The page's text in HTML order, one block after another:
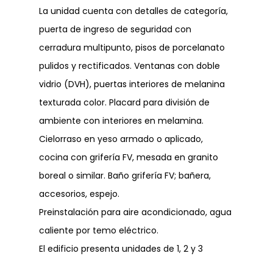
La unidad cuenta con detalles de categoría,
puerta de ingreso de seguridad con
cerradura multipunto, pisos de porcelanato
pulidos y rectificados. Ventanas con doble
vidrio (DVH), puertas interiores de melanina
texturada color. Placard para división de
ambiente con interiores en melamina.
Cielorraso en yeso armado o aplicado,
cocina con grifería FV, mesada en granito
boreal o similar. Baño grifería FV; bañera,
accesorios, espejo.
Preinstalación para aire acondicionado, agua
caliente por temo eléctrico.
El edificio presenta unidades de 1, 2 y 3